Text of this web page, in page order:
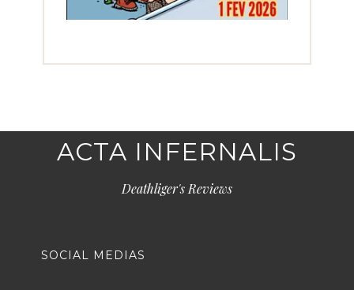
ACTA INFERNALIS
Deathliger's Reviews
SOCIAL MEDIAS